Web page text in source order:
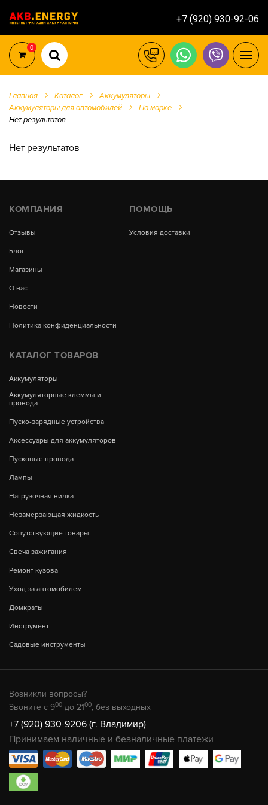
+7 (920) 930-92-06
0
Главная Каталог
Аккумуляторы
Аккумуляторы для автомобилей
По марке
Нет результатов
Нет результатов
КОМПАНИЯ
Отзывы
Блог
Магазины
О нас
Новости
Политика конфиденциальности
ПОМОЩЬ
Условия доставки
КАТАЛОГ ТОВАРОВ
Аккумуляторы
Аккумуляторные клеммы и
провода
Пуско-зарядные устройства
Аксессуары для аккумуляторов
Пусковые провода
Лампы
Нагрузочная вилка
Незамерзающая жидкость
Сопутствующие товары
Свеча зажигания
Ремонт кузова
Уход за автомобилем
Домкраты
Инструмент
Садовые инструменты
Возникли вопросы?
Звоните с 900 до 2100, без выходных
+7 (920) 930-9206 (г. Владимир)
Принимаем наличные и безналичные платежи